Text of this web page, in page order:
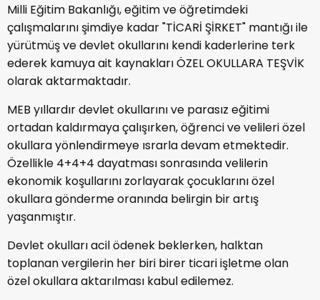
Milli Eğitim Bakanlığı, eğitim ve öğretimdeki
çalışmalarını şimdiye kadar "TİCARİ ŞİRKET" mantığı ile
yürütmüş ve devlet okullarını kendi kaderlerine terk
ederek kamuya ait kaynakları ÖZEL OKULLARA TEŞVİK
olarak aktarmaktadır.
MEB yıllardır devlet okullarını ve parasız eğitimi
ortadan kaldırmaya çalışırken, öğrenci ve velileri özel
okullara yönlendirmeye ısrarla devam etmektedir.
Özellikle 4+4+4 dayatması sonrasında velilerin
ekonomik koşullarını zorlayarak çocuklarını özel
okullara gönderme oranında belirgin bir artış
yaşanmıştır.
Devlet okulları acil ödenek beklerken, halktan
toplanan vergilerin her biri birer ticari işletme olan
özel okullara aktarılması kabul edilemez.